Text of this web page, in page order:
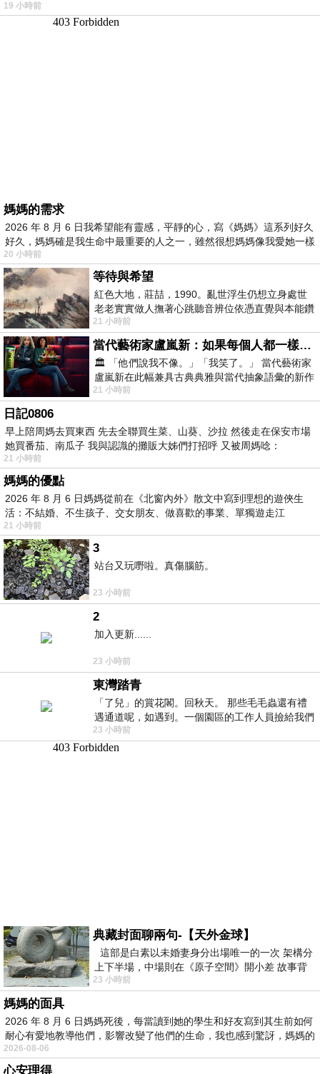
19 小時前
媽媽的需求
2026 年 8 月 6 日我希望能有靈感，平靜的心，寫《媽媽》這系列好久
好久，媽媽確是我生命中最重要的人之一，雖然很想媽媽像我愛她一樣
20 小時前
等待與希望
紅色大地，莊喆，1990。亂世浮生仍想立身處世
老老實實做人撫著心跳聽音辨位依憑直覺與本能鑽
向裂隙的亮處探索另一個心聲另一個共鳴的
21 小時前
當代藝術家盧嵐新：如果每個人都一樣，這世界該有多無聊？
🏛️ 「他們說我不像。」「我笑了。」 當代藝術家
盧嵐新在此幅兼具古典典雅與當代抽象語彙的新作
中，以沈靜的藍色空間為背景，描繪了
21 小時前
日記0806
早上陪周媽去買東西 先去全聯買生菜、山葵、沙拉 然後走在保安市場
她買番茄、南瓜子 我與認識的攤販大姊們打招呼 又被周媽唸：
21 小時前
媽媽的優點
2026 年 8 月 6 日媽媽從前在《北窗內外》散文中寫到理想的遊俠生
活：不結婚、不生孩子、交女朋友、做喜歡的事業、單獨遊走江
湖⋯⋯，
21 小時前
3
站台又玩嘢啦。真傷腦筋。
23 小時前
2
加入更新......
23 小時前
東灣踏青
「了兒」的賞花閣。回秋天。 那些毛毛蟲還有禮
遇通道呢，如遇到。一個園區的工作人員撿給我們
細賞。
23 小時前
典藏封面聊兩句-【天外金球】
這部是白素以未婚妻身分出場唯一的一次 架構分
上下半場，中場則在《原子空間》開小差 故事背
景影射西藏境外流亡 地下組織
23 小時前
媽媽的面具
2026 年 8 月 6 日媽媽死後，每當讀到她的學生和好友寫到其生前如何
耐心有愛地教導他們，影響改變了他們的生命，我也感到驚訝，媽媽的
2026-08-06
心安理得